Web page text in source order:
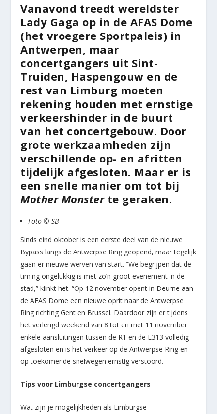
Vanavond treedt wereldster
Lady Gaga op in de AFAS Dome
(het vroegere Sportpaleis) in
Antwerpen, maar
concertgangers uit Sint-
Truiden, Haspengouw en de
rest van Limburg moeten
rekening houden met ernstige
verkeershinder in de buurt
van het concertgebouw. Door
grote werkzaamheden zijn
verschillende op- en afritten
tijdelijk afgesloten. Maar er is
een snelle manier om tot bij
Mother Monsterte geraken.
Foto © SB
Sinds eind oktober is een eerste deel van de nieuwe
Bypass langs de Antwerpse Ring geopend, maar tegelijk
gaan er nieuwe werven van start. “We begrijpen dat de
timing ongelukkig is met zo’n groot evenement in de
stad,” klinkt het. “Op 12 november opent in Deurne aan
de AFAS Dome een nieuwe oprit naar de Antwerpse
Ring richting Gent en Brussel. Daardoor zijn er tijdens
het verlengd weekend van 8 tot en met 11 november
enkele aansluitingen tussen de R1 en de E313 volledig
afgesloten en is het verkeer op de Antwerpse Ring en
op toekomende snelwegen ernstig verstoord.
Tips voor Limburgse concertgangers
Wat zijn je mogelijkheden als Limburgse